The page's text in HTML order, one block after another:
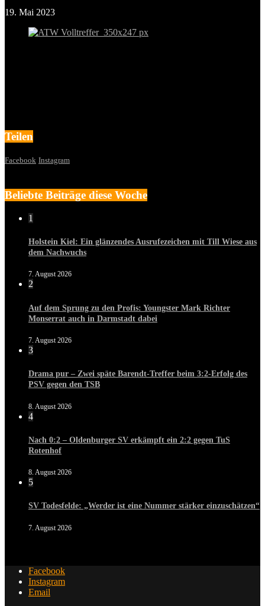
19. Mai 2023
Teilen
Facebook Instagram
Beliebte Beiträge diese Woche
1
Holstein Kiel: Ein glänzendes Ausrufezeichen mit Till Wiese aus
dem Nachwuchs
7. August 2026
2
Auf dem Sprung zu den Profis: Youngster Mark Richter
Monserrat auch in Darmstadt dabei
7. August 2026
3
Drama pur – Zwei späte Barendt-Treffer beim 3:2-Erfolg des
PSV gegen den TSB
8. August 2026
4
Nach 0:2 – Oldenburger SV erkämpft ein 2:2 gegen TuS
Rotenhof
8. August 2026
5
SV Todesfelde: „Werder ist eine Nummer stärker einzuschätzen“
7. August 2026
Facebook
Instagram
Email